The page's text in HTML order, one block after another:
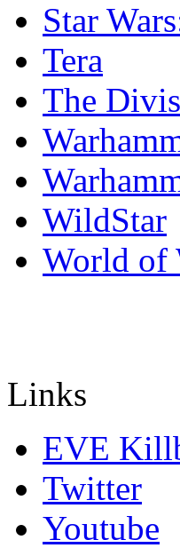
Star
Tera
The
WildStar
World of
Links
EVE
Twitter
Youtube